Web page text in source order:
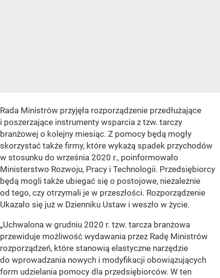
Rada Ministrów przyjęła rozporządzenie przedłużające
i poszerzające instrumenty wsparcia z tzw. tarczy
branżowej o kolejny miesiąc. Z pomocy będą mogły
skorzystać także firmy, które wykażą spadek przychodów
w stosunku do września 2020 r., poinformowało
Ministerstwo Rozwoju, Pracy i Technologii. Przedsiębiorcy
będą mogli także ubiegać się o postojowe, niezależnie
od tego, czy otrzymali je w przeszłości. Rozporządzenie
Ukazało się już w Dzienniku Ustaw i weszło w życie.
„Uchwalona w grudniu 2020 r. tzw. tarcza branżowa
przewiduje możliwość wydawania przez Radę Ministrów
rozporządzeń, które stanowią elastyczne narzędzie
do wprowadzania nowych i modyfikacji obowiązujących
form udzielania pomocy dla przedsiębiorców. W ten